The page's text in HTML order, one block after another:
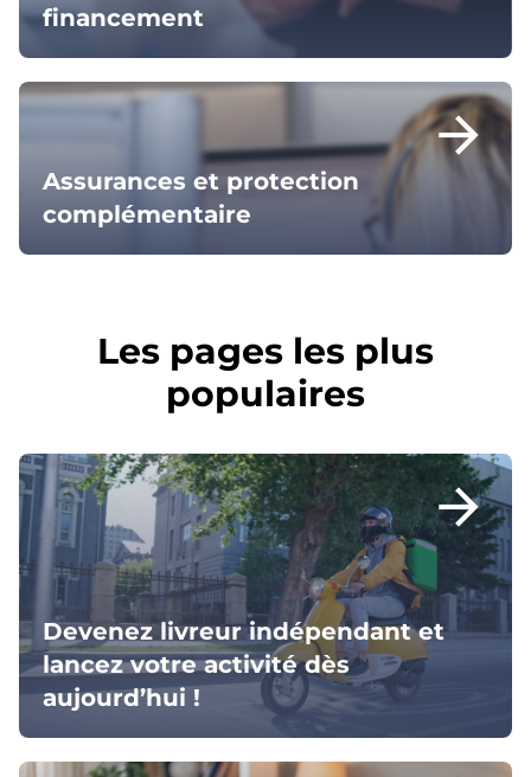
financement
arrow_forward
Assurances et protection
complémentaire
Les pages les plus
populaires
arrow_forward
Devenez livreur indépendant et
lancez votre activité dès
aujourd’hui !